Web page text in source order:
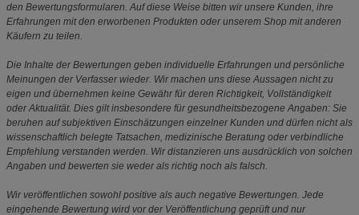
den Bewertungsformularen. Auf diese Weise bitten wir unsere Kunden, ihre
Erfahrungen mit den erworbenen Produkten oder unserem Shop mit anderen
Käufern zu teilen.
Die Inhalte der Bewertungen geben individuelle Erfahrungen und persönliche
Meinungen der Verfasser wieder. Wir machen uns diese Aussagen nicht zu
eigen und übernehmen keine Gewähr für deren Richtigkeit, Vollständigkeit
oder Aktualität. Dies gilt insbesondere für gesundheitsbezogene Angaben: Sie
beruhen auf subjektiven Einschätzungen einzelner Kunden und dürfen nicht als
wissenschaftlich belegte Tatsachen, medizinische Beratung oder verbindliche
Empfehlung verstanden werden. Wir distanzieren uns ausdrücklich von solchen
Angaben und bewerten sie weder als richtig noch als falsch.
Wir veröffentlichen sowohl positive als auch negative Bewertungen. Jede
eingehende Bewertung wird vor der Veröffentlichung geprüft und nur